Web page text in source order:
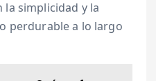
simplicidad y la
perdurable a lo largo